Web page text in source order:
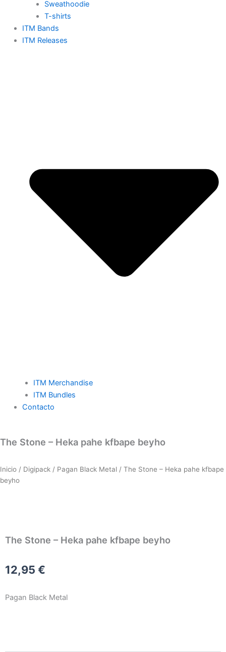
Sweathoodie
T-shirts
ITM Bands
ITM Releases
ITM Merchandise
ITM Bundles
Contacto
The Stone – Heka pahe kfbape beyho
Inicio / Digipack / Pagan Black Metal / The Stone – Heka pahe kfbape
beyho
The Stone – Heka pahe kfbape beyho
12,95 €
Pagan Black Metal